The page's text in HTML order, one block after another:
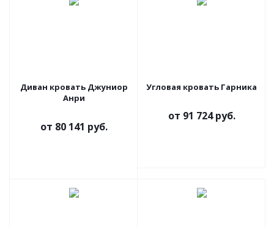
Диван кровать Джуниор
Анри
от 80 141 руб.
Угловая кровать Гарника
от 91 724 руб.